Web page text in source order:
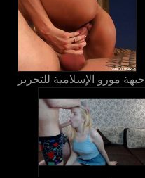
جبهة مورو الإسلامية للتحرير